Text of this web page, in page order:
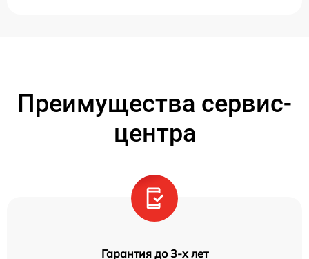
Преимущества сервис-
центра
Гарантия до 3-х лет